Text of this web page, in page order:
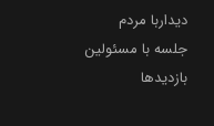
دیداربا مردم
جلسه با مسئولین
بازدیدها